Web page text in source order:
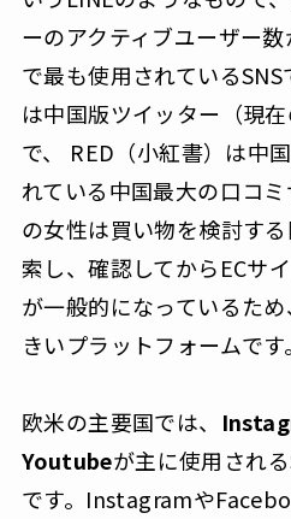
ーのアクティブユーザー
で最も使用されているSNS
は中国版ツイッター（現
で、 RED（小紅書）は中
れている中国最大の口コ
の女性は買い物を検討す
索し、確認してからECサ
が一般的になっているた
きいプラットフォームです。
欧米の主要国では、
Youtubeが主に使用され
です。Instagramや